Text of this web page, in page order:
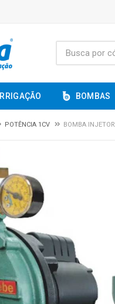
IRRIGAÇÃO BOMBAS
POTÊNCIA 1CV BOMBA